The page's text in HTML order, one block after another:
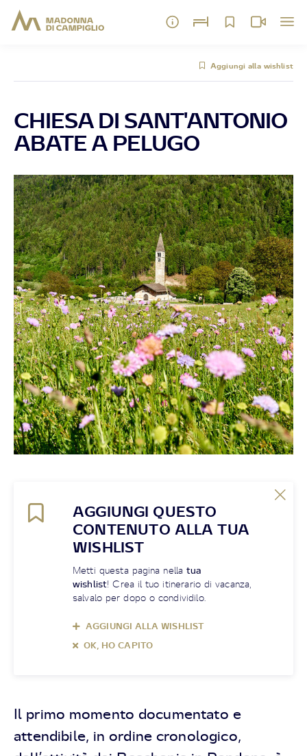
Aggiungi alla wishlist
CHIESA DI SANT'ANTONIO
ABATE A PELUGO
AGGIUNGI QUESTO
CONTENUTO ALLA TUA
WISHLIST
Metti questa pagina nellatua
wishlist! Crea il tuo itinerario di vacanza,
salvalo per dopo o condividilo.
AGGIUNGI ALLA WISHLIST
OK, HO CAPITO
Il primo momento documentato e
attendibile, in ordine cronologico,